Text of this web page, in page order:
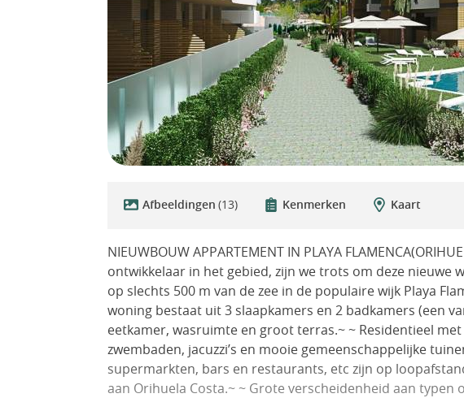
Afbeeldingen (13) Kenmerken Kaart
NIEUWBOUW APPARTEMENT IN PLAYA
ontwikkelaar in het gebied, zijn we trots om deze nieuwe
op slechts 500 m van de zee in de populaire wijk Playa
woning bestaat uit 3 slaapkamers en 2 badkamers (een
eetkamer, wasruimte en groot terras.~ ~ Residentieel
zwembaden, jacuzzi’s en mooie gemeenschappelijke
supermarkten, bars en restaurants, etc zijn op
aan Orihuela Costa.~ ~ Grote verscheidenheid aan typen